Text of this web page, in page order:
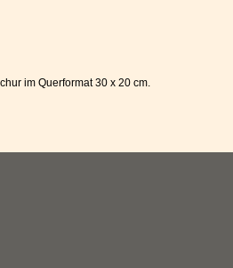
im Querformat 30 x 20 cm.